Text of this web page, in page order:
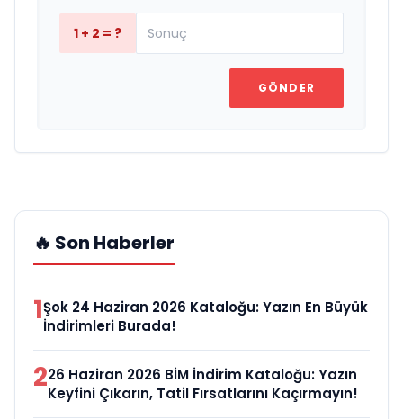
1 + 2 = ?
GÖNDER
🔥 Son Haberler
1Şok 24 Haziran 2026 Kataloğu: Yazın En Büyük
İndirimleri Burada!
226 Haziran 2026 BİM İndirim Kataloğu: Yazın
Keyfini Çıkarın, Tatil Fırsatlarını Kaçırmayın!